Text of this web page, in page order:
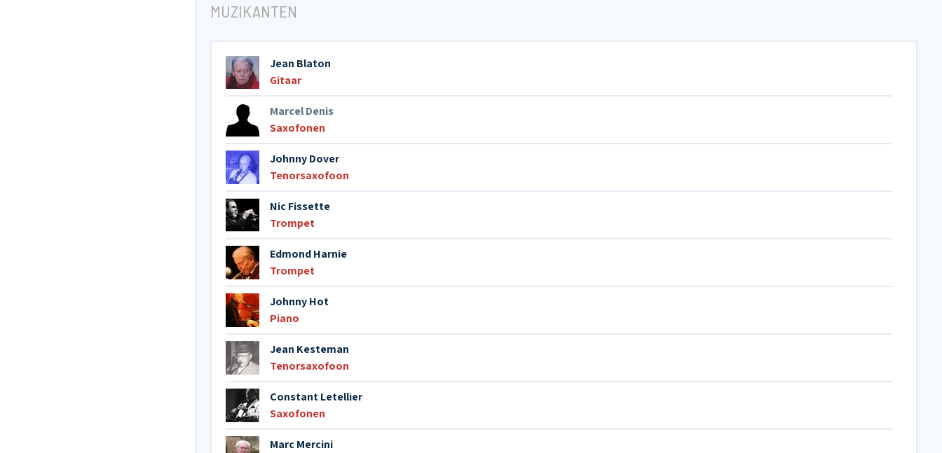
MUZIKANTEN
Jean Blaton
Gitaar
Marcel Denis
Saxofonen
Johnny Dover
Tenorsaxofoon
Nic Fissette
Trompet
Edmond Harnie
Trompet
Johnny Hot
Piano
Jean Kesteman
Tenorsaxofoon
Constant Letellier
Saxofonen
Marc Mercini